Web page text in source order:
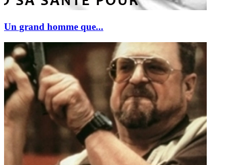
Un grand homme que...